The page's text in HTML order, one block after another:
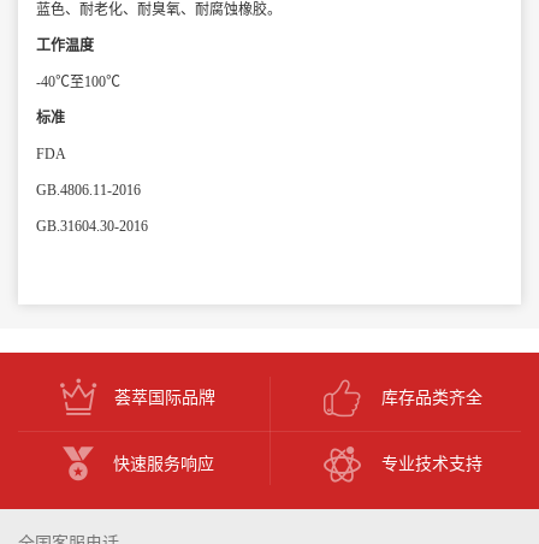
蓝色、耐老化、耐臭氧、耐腐蚀橡胶。
工作温度
-40℃至100℃
标准
FDA
GB.4806.11-2016
GB.31604.30-2016
荟萃国际品牌 库存品类齐全
快速服务响应 专业技术支持